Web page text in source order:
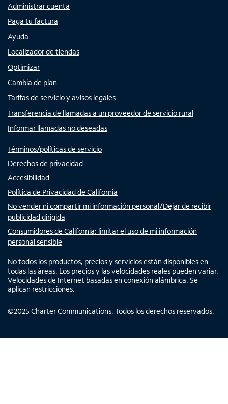
Administrar cuenta
Paga tu factura
Ayuda
Localizador de tiendas
Optimizar
Cambia de plan
Tarifas de servicio y avisos legales
Transferencia de llamadas a un proveedor de servicio rural
Informar llamadas no deseadas
Términos/políticas de servicio
Derechos de privacidad
Accesibilidad
Política de Privacidad de California
No vender ni compartir mi información personal/Dejar de recibir
publicidad dirigida
Consumidores de California: limitar el uso de mi información
personal sensible
No todos los productos, precios y servicios están disponibles en
todas las áreas. Los precios y las velocidades reales pueden variar.
Velocidades de Internet basadas en conexión alámbrica. Se
aplican restricciones.
©2025 Charter Communications. Todos los derechos reservados.